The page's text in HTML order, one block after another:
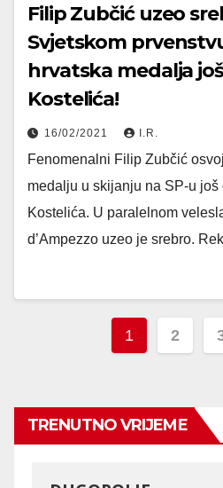
Filip Zubčić uzeo srebro na
Svjetskom
hrvatska medalja
Kostelića!
16/02/2021 I.R.
Fenomenalni Filip Zubčić
medalju u skijanju na SP-u još
Kostelića. U paralelnom
d’Ampezzo uzeo je srebro.
Posts
1 2
TRENUTNO VRIJEME